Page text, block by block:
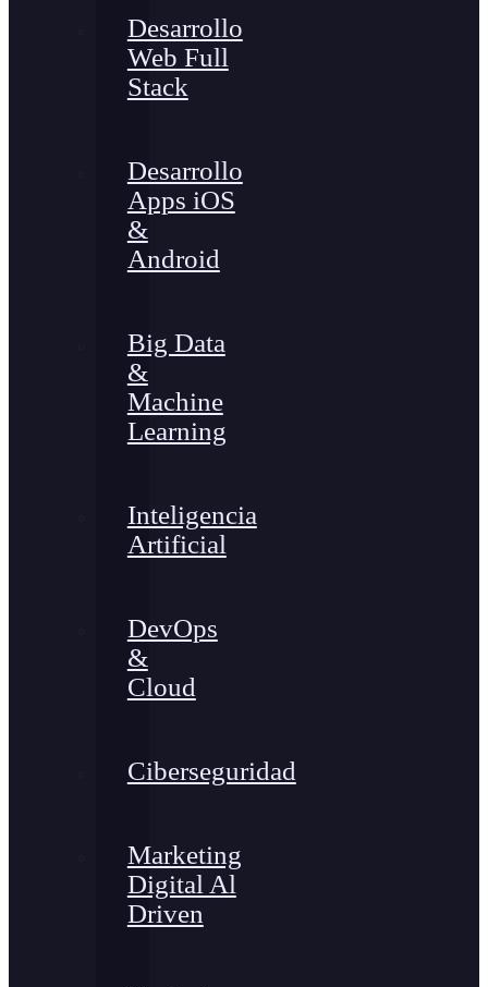
Desarrollo
Web Full
Stack
Desarrollo
Apps iOS
&
Android
Big Data
&
Machine
Learning
Inteligencia
Artificial
DevOps
&
Cloud
Ciberseguridad
Marketing
Digital Al
Driven